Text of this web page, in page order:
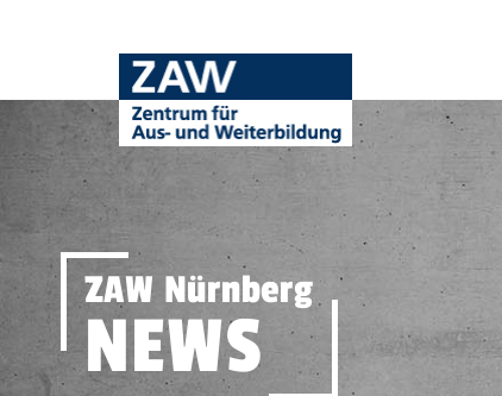
ZAW Nürnberg
NEWS